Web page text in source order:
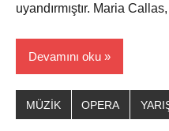
uyandırmıştır. Maria
Devamını oku
MÜZİK OPERA